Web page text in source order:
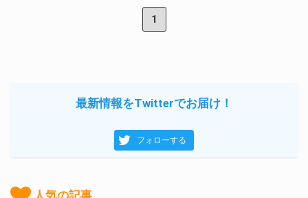
1
最新情報をTwitterでお届け！
フォローする
人気の記事